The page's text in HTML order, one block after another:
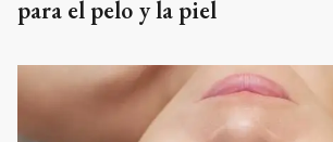
para el pelo y la piel